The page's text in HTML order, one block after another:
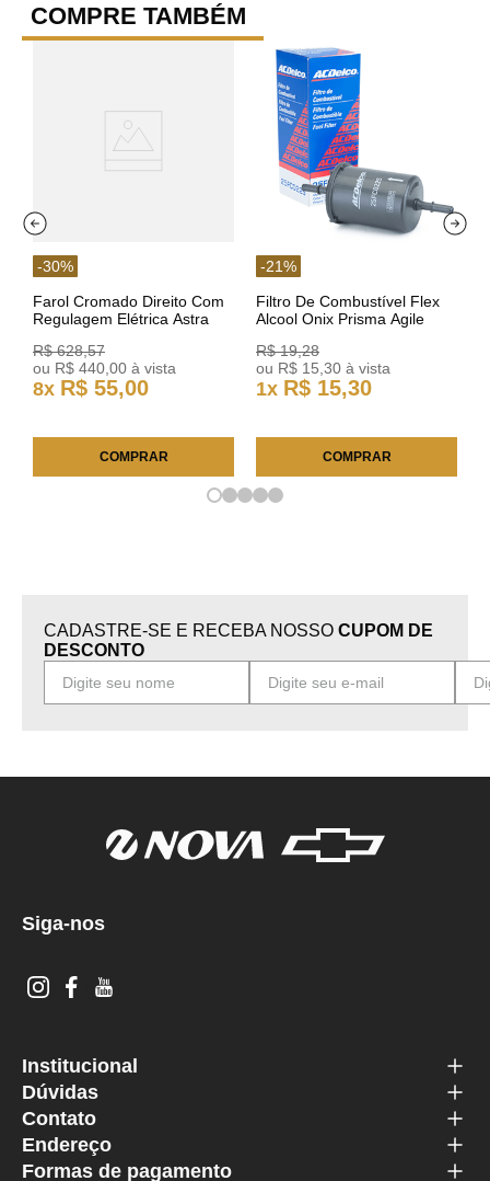
COMPRE TAMBÉM
-30%
Farol Cromado Direito Com
Regulagem Elétrica Astra
R$ 628,57
ou R$ 440 00 à vista
8x R$ 55,00
COMPRAR
-21%
Filtro De Combustível Flex
Alcool Onix Prisma Agile
25FC0225 ACDelco
R$ 19,28
ou R$ 15 30 à vista
1x R$ 15,30
COMPRAR
CADASTRE-SE E RECEBA NOSSO CUPOM DE
DESCONTO
Siga-nos
Institucional
Dúvidas
Contato
Endereço
Formas de pagamento